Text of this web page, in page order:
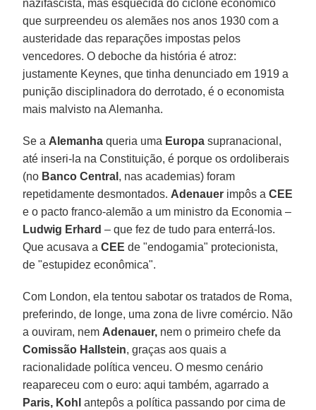
nazifascista, mas esquecida do ciclone econômico
que surpreendeu os alemães nos anos 1930 com a
austeridade das reparações impostas pelos
vencedores. O deboche da história é atroz:
justamente Keynes, que tinha denunciado em 1919 a
punição disciplinadora do derrotado, é o economista
mais malvisto na Alemanha.
Se a Alemanha queria uma Europa supranacional,
até inseri-la na Constituição, é porque os ordoliberais
(no Banco Central , nas academias) foram
repetidamente desmontados. Adenauer impôs aCEE
e o pacto franco-alemão a um ministro da Economia –
Ludwig Erhard – que fez de tudo para enterrá-los.
Que acusava aCEE de "endogamia" protecionista,
de "estupidez econômica".
Com London, ela tentou sabotar os tratados de Roma,
preferindo, de longe, uma zona de livre comércio. Não
a ouviram, nem Adenauer, nem o primeiro chefe da
Comissão Hallstein, graças aos quais a
racionalidade política venceu. O mesmo cenário
reapareceu com o euro: aqui também, agarrado a
Paris, Kohl antepôs a política passando por cima de